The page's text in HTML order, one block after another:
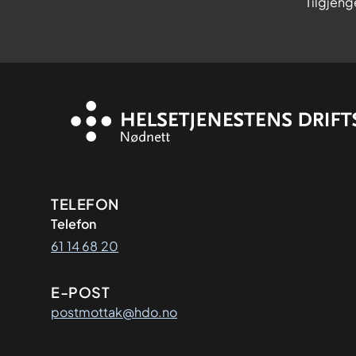
Kontaktinformasjon
TELEFON
Telefon
61 14 68 20
E-POST
postmottak@hdo.no